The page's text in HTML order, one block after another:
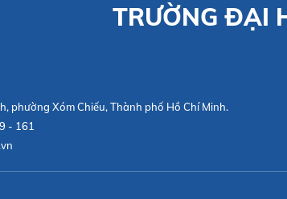
TRƯỜNG ĐẠI
phường Xóm Chiếu, Thành phố Hồ Chí Minh.
- 161